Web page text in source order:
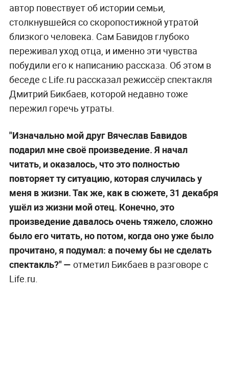
автор повествует об истории семьи,
столкнувшейся со скоропостижной утратой
близкого человека. Сам Бавидов глубоко
переживал уход отца, и именно эти чувства
побудили его к написанию рассказа. Об этом в
беседе с Life.ru рассказал режиссёр спектакля
Дмитрий Бикбаев, которой недавно тоже
пережил горечь утраты.
"Изначально мой друг Вячеслав Бавидов
подарил мне своё произведение. Я начал
читать, и оказалось, что это полностью
повторяет ту ситуацию, которая случилась у
меня в жизни. Так же, как в сюжете, 31 декабря
ушёл из жизни мой отец. Конечно, это
произведение давалось очень тяжело, сложно
было его читать, но потом, когда оно уже было
прочитано, я подумал: а почему бы не сделать
спектакль?" — отметил Бикбаев в разговоре с
Life.ru.